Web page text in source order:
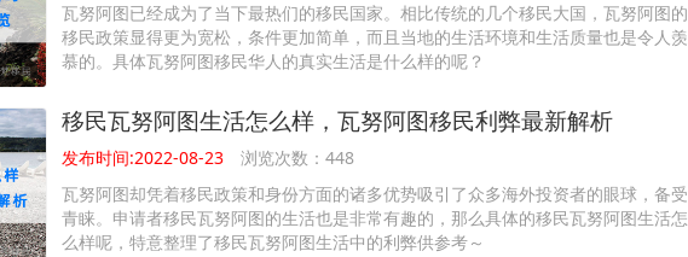
瓦努阿图已经成为了当下最热们的移民国家。相比传统的几个移民大国，瓦努阿图的
移民政策显得更为宽松，条件更加简单，而且当地的生活环境和生活质量也是令人羡
慕的。具体瓦努阿图移民华人的真实生活是什么样的呢？
移民瓦努阿图生活怎么样，瓦努阿图移民利弊最新解析
发布时间:2022-08-23
浏览次数：448
瓦努阿图却凭着移民政策和身份方面的诸多优势吸引了众多海外投资者的眼球，备受
青睐。申请者移民瓦努阿图的生活也是非常有趣的，那么具体的移民瓦努阿图生活怎
么样呢，特意整理了移民瓦努阿图生活中的利弊供参考～